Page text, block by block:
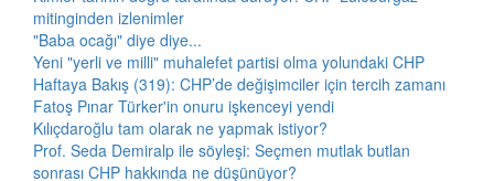
mitinginden izlenimler
"Baba ocağı" diye diye...
Yeni "yerli ve milli" muhalefet partisi olma yolundaki CHP
Haftaya Bakış (319): CHP’de değişimciler için tercih zamanı
Fatoş Pınar Türker'in onuru işkenceyi yendi
Kılıçdaroğlu tam olarak ne yapmak istiyor?
Prof. Seda Demiralp ile söyleşi: Seçmen mutlak butlan
sonrası CHP hakkında ne düşünüyor?